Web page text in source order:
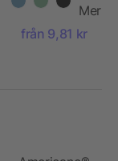
Mer
från 9,81 kr